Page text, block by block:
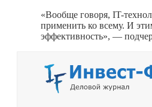
«Вообще говоря, IT-
применить ко всему. И
эффективность», —